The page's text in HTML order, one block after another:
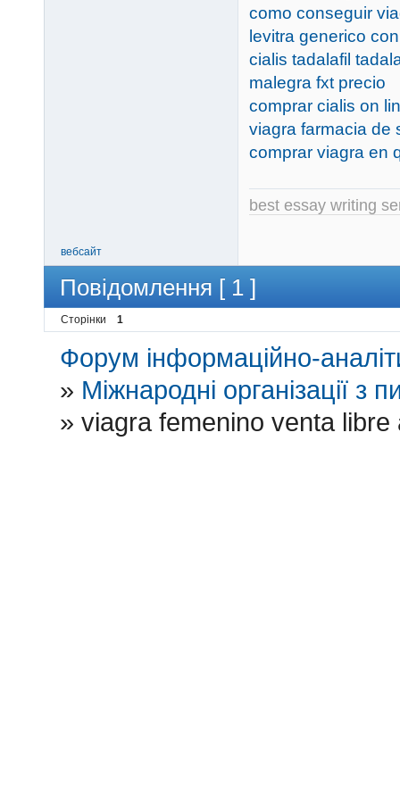
como conseguir
levitra generico
cialis tadalafil
malegra fxt precio
comprar cialis on
viagra farmacia de
comprar viagra en
best essay writing
вебсайт
Повідомлення [ 1 ]
Сторінки 1
Форум інформаційно-
» Міжнародні організації з
»viagra femenino venta libre